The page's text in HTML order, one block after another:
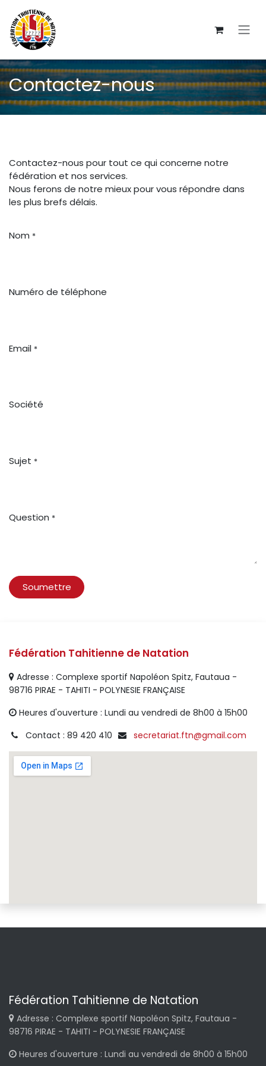
Contactez-nous
Contactez-nous pour tout ce qui concerne notre
fédération et nos services.
Nous ferons de notre mieux pour vous répondre dans
les plus brefs délais.
Nom *
Numéro de téléphone
Email *
Société
Sujet *
Question *
Soumettre
Fédération Tahitienne de Natation
Adresse : Complexe sportif Napoléon Spitz, Fautaua -
98716 PIRAE - TAHITI - POLYNESIE FRANÇAISE
Heures d'ouverture : Lundi au vendredi de 8h00 à 15h00
Contact : 89 420 410
secretariat.ftn@gmail.com
Fédération Tahitienne de Natation
Adresse : Complexe sportif Napoléon Spitz, Fautaua -
98716 PIRAE - TAHITI - POLYNESIE FRANÇAISE
Heures d'ouverture : Lundi au vendredi de 8h00 à 15h00